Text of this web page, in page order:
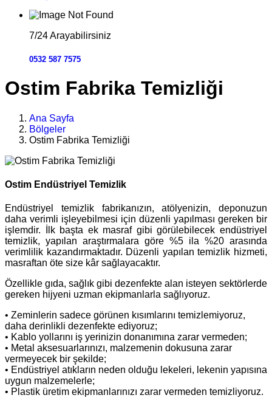
7/24 Arayabilirsiniz
0532 587 7575
Ostim Fabrika Temizliği
Ana Sayfa
Bölgeler
Ostim Fabrika Temizliği
Ostim Endüstriyel Temizlik
Endüstriyel temizlik fabrikanızın, atölyenizin, deponuzun
daha verimli işleyebilmesi için düzenli yapılması gereken bir
işlemdir. İlk başta ek masraf gibi görülebilecek endüstriyel
temizlik, yapılan araştırmalara göre %5 ila %20 arasında
verimlilik kazandırmaktadır. Düzenli yapılan temizlik hizmeti,
masraftan öte size kâr sağlayacaktır.
Özellikle gıda, sağlık gibi dezenfekte alan isteyen sektörlerde
gereken hijyeni uzman ekipmanlarla sağlıyoruz.
• Zeminlerin sadece görünen kısımlarını temizlemiyoruz,
daha derinlikli dezenfekte ediyoruz;
• Kablo yollarını iş yerinizin donanımına zarar vermeden;
• Metal aksesuarlarınızı, malzemenin dokusuna zarar
vermeyecek bir şekilde;
• Endüstriyel atıkların neden olduğu lekeleri, lekenin yapısına
uygun malzemelerle;
• Plastik üretim ekipmanlarınızı zarar vermeden temizliyoruz.